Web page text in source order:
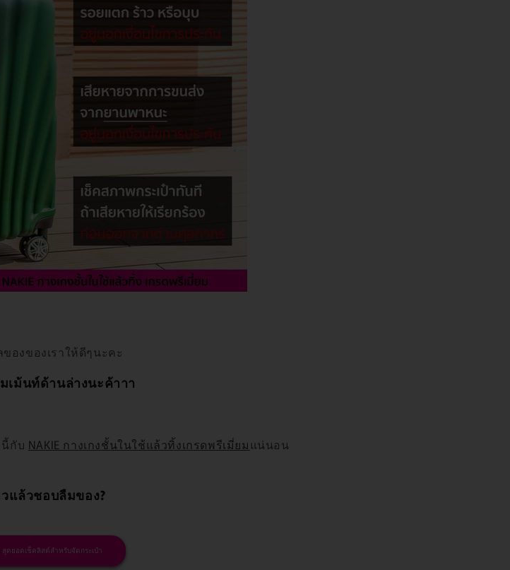
องของเราให้ดีๆนะคะ
เม้นท์ด้านล่างนะค้าาา
นี้กับ NAKIE กางเกงชั้นในใช้แล้วทิ้งเกรดพรีเมี่ยม แน่นอน
แล้วชอบลืมของ?
ดยอดเช็คลิสต์สำหรับจัดกระเป๋า